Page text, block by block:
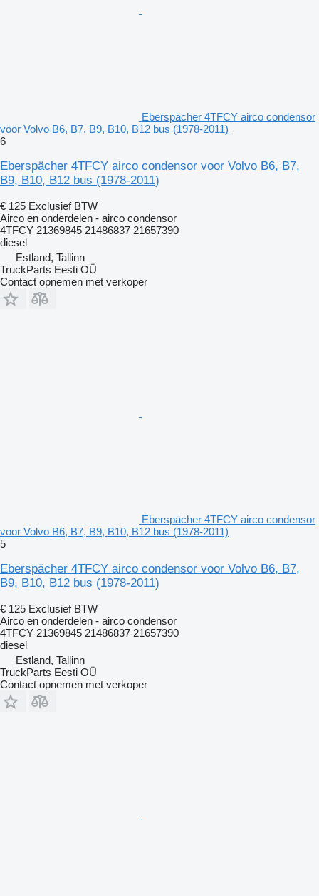
Eberspächer 4TFCY airco condensor
voor Volvo B6, B7, B9, B10, B12 bus (1978-2011)
6
Eberspächer 4TFCY airco condensor voor Volvo B6, B7,
B9, B10, B12 bus (1978-2011)
€ 125 Exclusief BTW
Airco en onderdelen - airco condensor
4TFCY 21369845 21486837 21657390
diesel
Estland, Tallinn
TruckParts Eesti OÜ
Contact opnemen met verkoper
Eberspächer 4TFCY airco condensor
voor Volvo B6, B7, B9, B10, B12 bus (1978-2011)
5
Eberspächer 4TFCY airco condensor voor Volvo B6, B7,
B9, B10, B12 bus (1978-2011)
€ 125 Exclusief BTW
Airco en onderdelen - airco condensor
4TFCY 21369845 21486837 21657390
diesel
Estland, Tallinn
TruckParts Eesti OÜ
Contact opnemen met verkoper